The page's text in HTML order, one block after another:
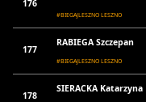
176
#BIEGAJLESZNO LESZNO
177
RABIEGA Szczepan
#BIEGAJLESZNO LESZNO
178
SIERACKA Katarzyna